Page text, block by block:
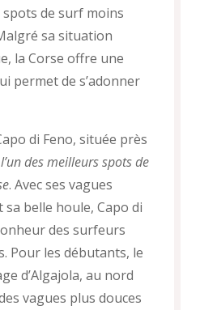
spots de surf moins
sa situation
la Corse offre une
permet de s’adonner
di Feno, située près
l’un des meilleurs spots de
. Avec ses vagues
sa belle houle, Capo di
des surfeurs
Pour les débutants, le
d’Algajola, au nord
vagues plus douces